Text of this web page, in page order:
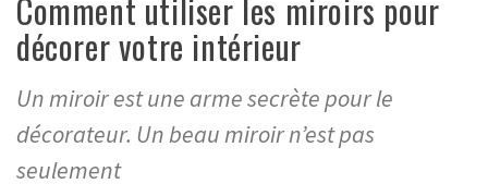
Comment utiliser les miroirs pour
décorer votre intérieur
Un miroir est une arme secrète pour le
décorateur. Un beau miroir n’est pas
seulement